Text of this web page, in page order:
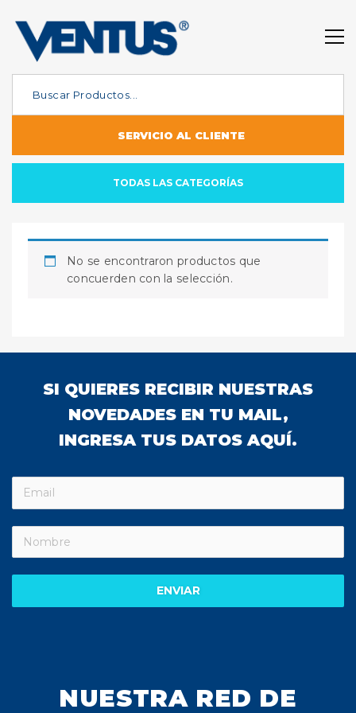
SERVICIO AL CLIENTE
TODAS LAS CATEGORÍAS
No se encontraron productos que
concuerden con la selección.
SI QUIERES RECIBIR NUESTRAS
NOVEDADES EN TU MAIL,
INGRESA TUS DATOS AQUÍ.
ENVIAR
NUESTRA RED DE